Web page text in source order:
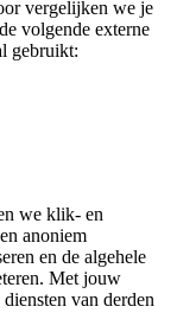
vergelijken we je
volgende externe
gebruikt:
we klik- en
anoniem
en de algehele
Met jouw
van derden